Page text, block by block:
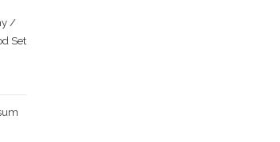
/
Set